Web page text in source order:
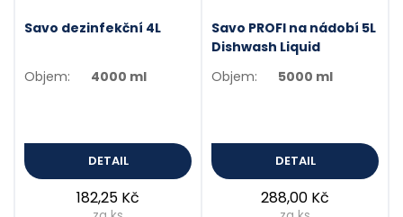
Savo dezinfekční 4L
Objem: 4000 ml
DETAIL
182,25 Kč
Savo PROFI na nádobí 5L
Dishwash Liquid
Objem:
5000 ml
DETAIL
288,00 Kč